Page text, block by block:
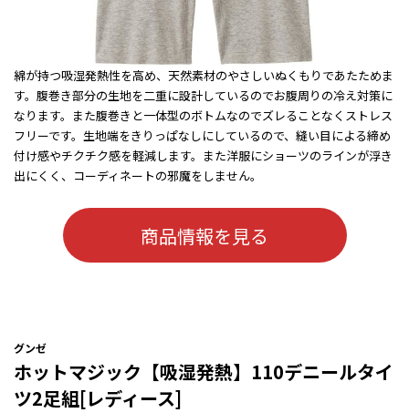
綿が持つ吸湿発熱性を高め、天然素材のやさしいぬくもりであたためま
す。腹巻き部分の生地を二重に設計しているのでお腹周りの冷え対策に
なります。また腹巻きと一体型のボトムなのでズレることなくストレス
フリーです。生地端をきりっぱなしにしているので、縫い目による締め
付け感やチクチク感を軽減します。また洋服にショーツのラインが浮き
出にくく、コーディネートの邪魔をしません。
商品情報を見る
グンゼ
ホットマジック【吸湿発熱】110デニールタイ
ツ2足組[レディース]